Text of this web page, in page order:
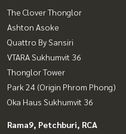
The Clover Thonglor
Ashton Asoke
Quattro By Sansiri
VTARA Sukhumvit 36
Thonglor Tower
Park 24 (Origin Phrom Phong)
Oka Haus Sukhumvit 36
Rama9, Petchburi, RCA